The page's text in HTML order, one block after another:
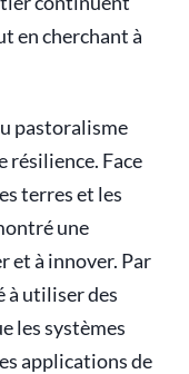
en cherchant à
pastoralisme
résilience. Face
terres et les
une
et à innover. Par
à utiliser des
les systèmes
applications de